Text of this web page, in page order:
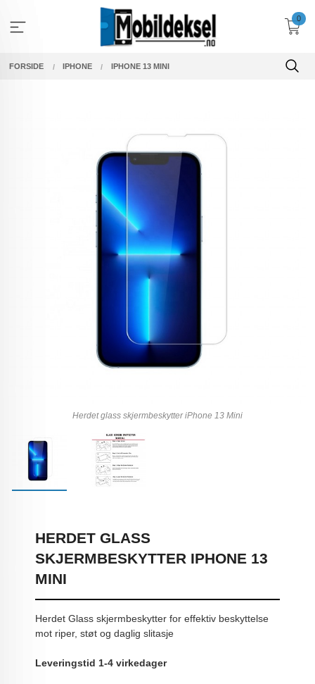
innholdet
0
FORSIDE IPHONE IPHONE 13 MINI
Herdet glass skjermbeskytter iPhone 13 Mini
HERDET GLASS
SKJERMBESKYTTER IPHONE 13
MINI
Herdet Glass skjermbeskytter for effektiv beskyttelse
mot riper, støt og daglig slitasje
Leveringstid 1-4 virkedager